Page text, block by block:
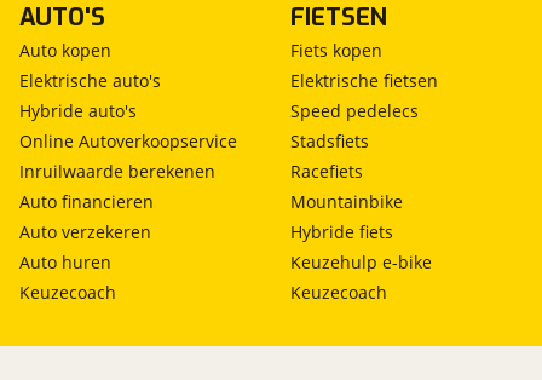
AUTO'S
Auto kopen
Elektrische auto's
Hybride auto's
Online Autoverkoopservice
Inruilwaarde berekenen
Auto financieren
Auto verzekeren
Auto huren
Keuzecoach
FIETSEN
Fiets kopen
Elektrische fietsen
Speed pedelecs
Stadsfiets
Racefiets
Mountainbike
Hybride fiets
Keuzehulp e-bike
Keuzecoach